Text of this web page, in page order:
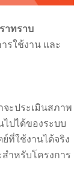
าทราบ
รใช้งาน และ
ะประเมินสภาพ
ปได้ของระบบ
ที่ใช้งานได้จริง
ำหรับโครงการ